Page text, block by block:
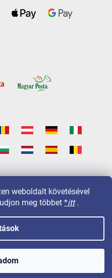
weboldalt követésével
meg többet *itt.
. Minden jog fenntartva.